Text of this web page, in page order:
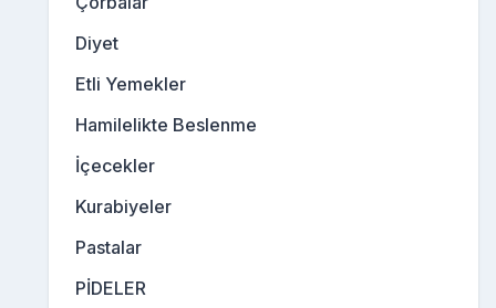
Diyet
Etli Yemekler
Hamilelikte Beslenme
İçecekler
Kurabiyeler
Pastalar
PİDELER